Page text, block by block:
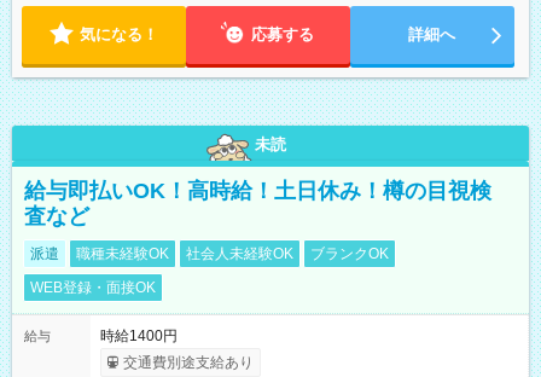
気になる！ 応募する 詳細へ
未読
給与即払いOK！高時給！土日休み！樽の目視検
査など
派遣 職種未経験OK 社会人未経験OK
ブランクOK
WEB登録・面接OK
給与
時給1400円
交通費別途支給あり